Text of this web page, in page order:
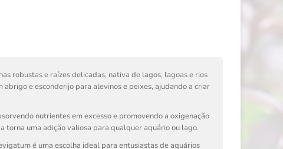
robustas e raízes delicadas, nativa de lagos, lagoas e rios
e esconderijo para alevinos e peixes, ajudando a criar
nutrientes em excesso e promovendo a oxigenação
torna uma adição valiosa para qualquer aquário ou lago.
é uma escolha ideal para entusiastas de aquários